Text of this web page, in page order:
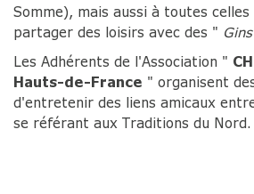
Somme), mais aussi à toutes
partager des loisirs avec des "
Les Adhérents de l'Association "
Hauts-de-France " organisent
d'entretenir des liens amicaux
se référant aux Traditions du Nord.